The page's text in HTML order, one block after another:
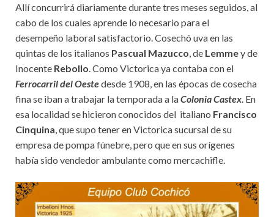
Allí concurrirá diariamente durante tres meses seguidos, al
cabo de los cuales aprende lo necesario para el
desempeño laboral satisfactorio. Cosechó uva en las
quintas de los italianos Pascual Mazucco , de Lemmey de
Inocente Rebollo . Como Victorica ya contaba con el
Ferrocarril del Oestedesde 1908, en las épocas de cosecha
fina se iban a trabajar la temporada a laColonia Castex . En
esa localidad se hicieron conocidos del italiano Francisco
Cinquina , que supo tener en Victorica sucursal de su
empresa de pompa fúnebre, pero que en sus orígenes
había sido vendedor ambulante como mercachifle.